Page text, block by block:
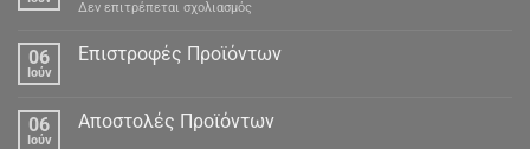
Δεν επιτρέπεται σχολιασμός
06
Ιούν
Επιστροφές Προϊόντων
06
Ιούν
Αποστολές Προϊόντων